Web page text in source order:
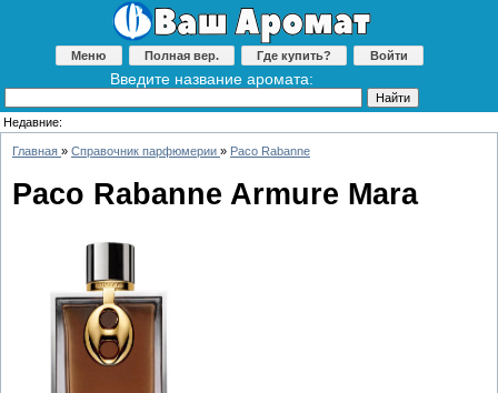
Меню Полная вер. Где купить? Войти
Введите название аромата:
Недавние:
Главная » Справочник парфюмерии » Paco Rabanne
Paco Rabanne Armure Mara